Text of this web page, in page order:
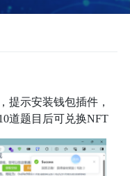
提示安装钱包插件，
道题目后可兑换NFT